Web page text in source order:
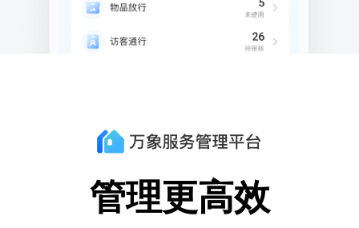
管理更高效